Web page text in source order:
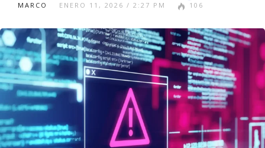
MARCO
ENERO 11, 2026 / 2:27 PM 106